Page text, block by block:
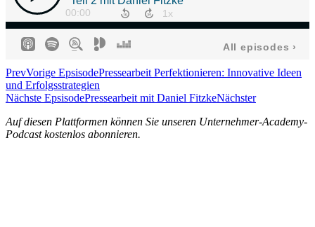
PrevVorige EpsisodePressearbeit Perfektionieren: Innovative Ideen
und Erfolgsstrategien
Nächste EpsisodePressearbeit mit Daniel FitzkeNächster
Auf diesen Plattformen können Sie unseren Unternehmer-Academy-
Podcast kostenlos abonnieren.